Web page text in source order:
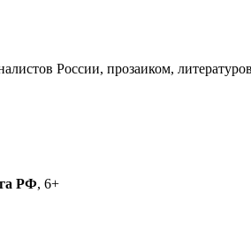
России, прозаиком,
РФ, 6+